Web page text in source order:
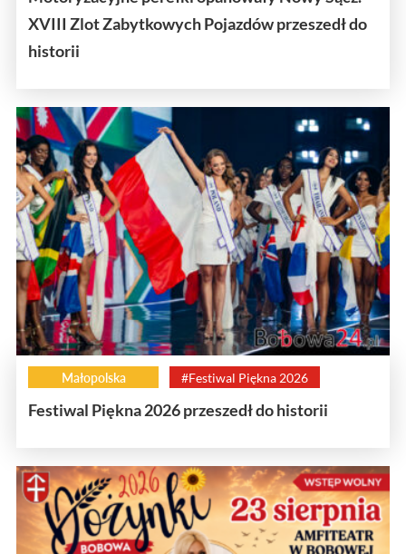
XVIII Zlot Zabytkowych Pojazdów przeszedł do
historii
Małopolska #Festiwal Piękna 2026
Festiwal Piękna 2026 przeszedł do historii